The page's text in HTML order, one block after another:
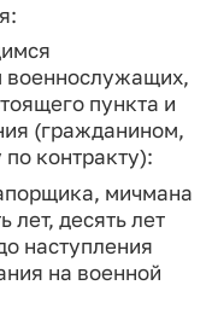
военнослужащих,
пункта и
(гражданином,
контракту):
мичмана
лет, десять лет
наступления
на военной